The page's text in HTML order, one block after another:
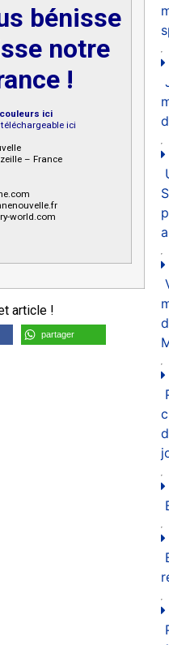
bénisse
notre
!
ici
ici
– France
world.com
article !
partager